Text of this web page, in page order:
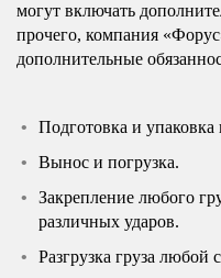
могут включать
прочего, компания
дополнительные
Подготовка и упаковка
Вынос и погрузка.
Закрепление любого
различных ударов.
Разгрузка груза любой